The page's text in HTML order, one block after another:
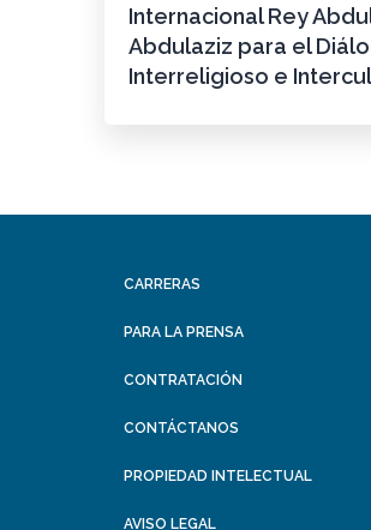
Internacional Rey
Abdulaziz para el
Interreligioso e
CARRERAS
PARA LA PRENSA
CONTRATACIÓN
CONTÁCTANOS
PROPIEDAD INTELECTUAL
AVISO LEGAL